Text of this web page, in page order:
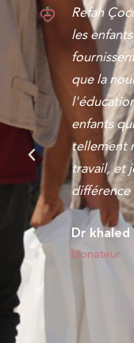
J'ai été
quelques
qualité
dévoué
delà de
s'assurer
en bonne
vivement
cherchant
Bénévole